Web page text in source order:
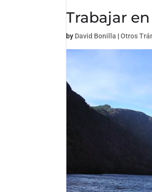
Trabajar
by David Bonilla |Otros